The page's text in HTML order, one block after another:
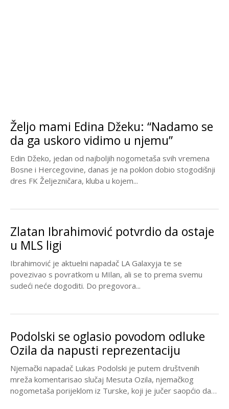
Željo mami Edina Džeku: “Nadamo se
da ga uskoro vidimo u njemu”
Edin Džeko, jedan od najboljih nogometaša svih vremena
Bosne i Hercegovine, danas je na poklon dobio stogodišnji
dres FK Željezničara, kluba u kojem...
Zlatan Ibrahimović potvrdio da ostaje
u MLS ligi
Ibrahimović je aktuelni napadač LA Galaxyja te se
povezivao s povratkom u MIlan, ali se to prema svemu
sudeći neće dogoditi. Do pregovora...
Podolski se oglasio povodom odluke
Ozila da napusti reprezentaciju
Njemački napadač Lukas Podolski je putem društvenih
mreža komentarisao slučaj Mesuta Ozila, njemačkog
nogometaša porijeklom iz Turske, koji je jučer saopćio da